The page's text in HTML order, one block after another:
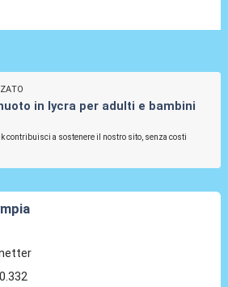
in lycra per adulti e bambini
contribuisci a sostenere il nostro sito, senza costi